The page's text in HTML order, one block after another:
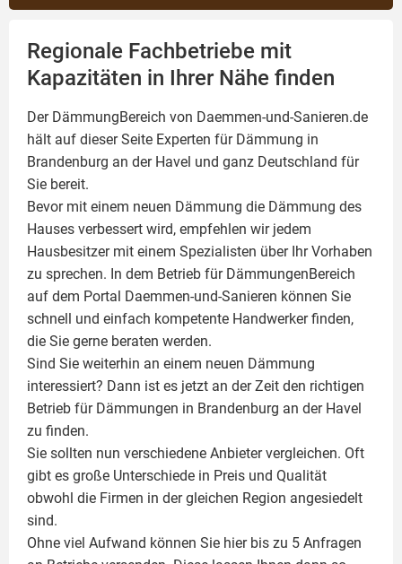
Regionale Fachbetriebe mit
Kapazitäten in Ihrer Nähe finden
Der DämmungBereich von Daemmen-und-Sanieren.de
hält auf dieser Seite Experten für Dämmung in
Brandenburg an der Havel und ganz Deutschland für
Sie bereit.
Bevor mit einem neuen Dämmung die Dämmung des
Hauses verbessert wird, empfehlen wir jedem
Hausbesitzer mit einem Spezialisten über Ihr Vorhaben
zu sprechen. In dem Betrieb für DämmungenBereich
auf dem Portal Daemmen-und-Sanieren können Sie
schnell und einfach kompetente Handwerker finden,
die Sie gerne beraten werden.
Sind Sie weiterhin an einem neuen Dämmung
interessiert? Dann ist es jetzt an der Zeit den richtigen
Betrieb für Dämmungen in Brandenburg an der Havel
zu finden.
Sie sollten nun verschiedene Anbieter vergleichen. Oft
gibt es große Unterschiede in Preis und Qualität
obwohl die Firmen in der gleichen Region angesiedelt
sind.
Ohne viel Aufwand können Sie hier bis zu 5 Anfragen